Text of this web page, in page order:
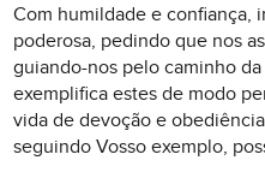
Com humildade e confiança,
poderosa, pedindo que nos
guiando-nos pelo caminho
exemplifica estes de modo
vida de devoção e
seguindo Vosso exemplo,